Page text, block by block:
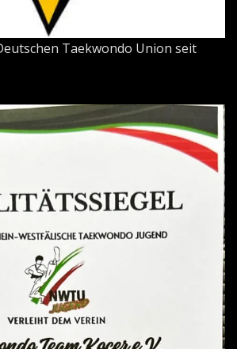
Taekwondo Union seit